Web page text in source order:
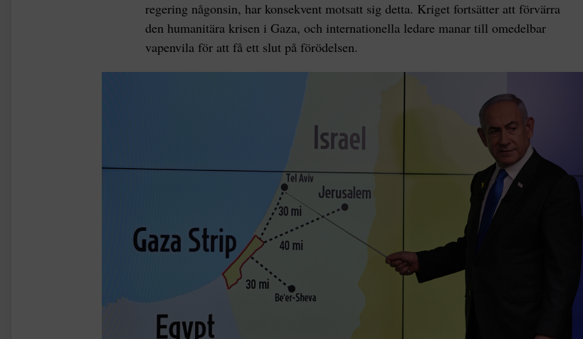
regering någonsin, har konsekvent motsatt sig detta. Kriget fortsätter att förvärra
den humanitära krisen i Gaza, och internationella ledare manar till omedelbar
vapenvila för att få ett slut på förödelsen.